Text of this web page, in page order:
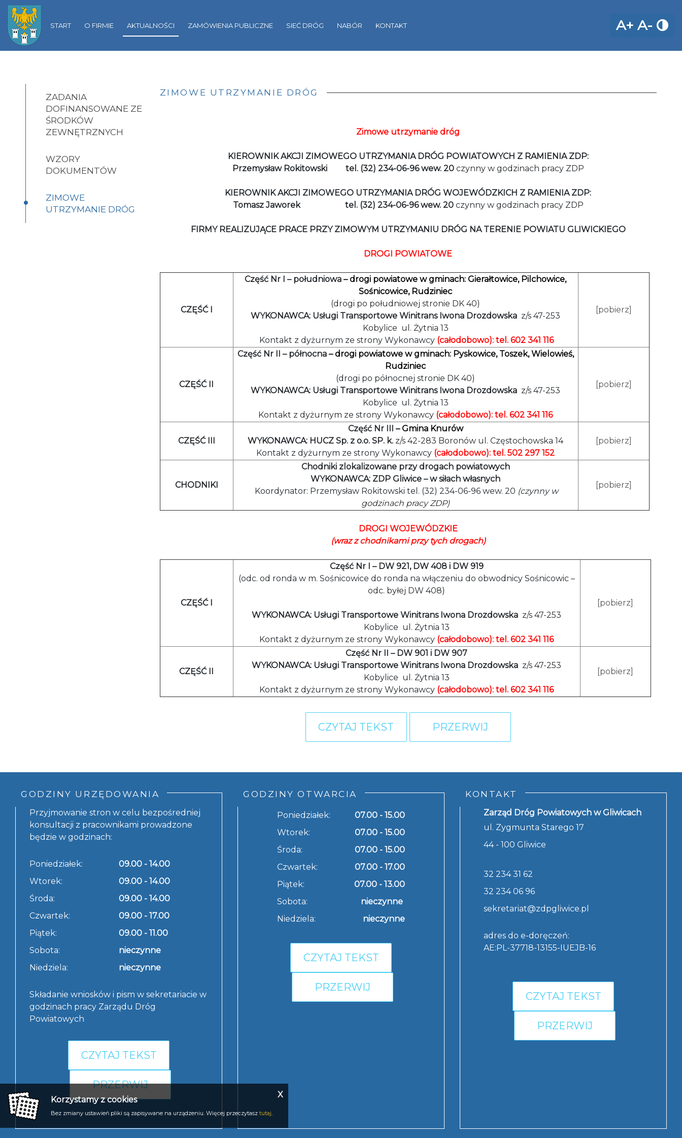
START O FIRMIE AKTUALNOŚCI ZAMÓWIENIA PUBLICZNE SIEĆ DRÓG NABÓR KONTAKT A+ A-
ZIMOWE UTRZYMANIE DRÓG
Zimowe utrzymanie dróg
KIEROWNIK AKCJI ZIMOWEGO UTRZYMANIA DRÓG POWIATOWYCH Z RAMIENIA ZDP:
Przemysław Rokitowski
tel. (32) 234-06-96 wew. 20czynny w godzinach pracy ZDP
KIEROWNIK AKCJI ZIMOWEGO UTRZYMANIA DRÓG WOJEWÓDZKICH Z RAMIENIA ZDP:
Tomasz Jaworek
tel. (32) 234-06-96 wew. 20czynny w godzinach pracy ZDP
FIRMY REALIZUJĄCE PRACE PRZY ZIMOWYM UTRZYMANIU DRÓG NA TERENIE POWIATU GLIWICKIEGO
DROGI POWIATOWE
CZĘŚĆ I
Część Nr I – południowa– drogi powiatowe w gminach: Gierałtowice, Pilchowice,
Sośnicowice, Rudziniec
(drogi po południowej stronie DK 40)
WYKONAWCA: Usługi Transportowe Winitrans Iwona Drozdowska z/s 47-253
Kobylice ul. Żytnia 13
Kontakt z dyżurnym ze strony Wykonawcy (całodobowo): tel. 602 341 116
[pobierz]
CZĘŚĆ II
Część Nr II – północna –drogi powiatowe w gminach: Pyskowice, Toszek, Wielowieś,
Rudziniec
(drogi po północnej stronie DK 40)
WYKONAWCA: Usługi Transportowe Winitrans Iwona Drozdowska z/s 47-253
Kobylice ul. Żytnia 13
Kontakt z dyżurnym ze strony Wykonawcy (całodobowo): tel. 602 341 116
[pobierz]
CZĘŚĆ III
Część Nr III – Gmina Knurów
WYKONAWCA: HUCZ Sp. z o.o. SP. k. z/s 42-283 Boronów ul. Częstochowska 14
Kontakt z dyżurnym ze strony Wykonawcy (całodobowo): tel. 502 297 152
[pobierz]
CHODNIKI
Chodniki zlokalizowane przy drogach powiatowych
WYKONAWCA: ZDP Gliwice– w siłach własnych
Koordynator: Przemysław Rokitowski tel. (32) 234-06-96 wew. 20 (czynny w
godzinach pracy ZDP)
[pobierz]
DROGI WOJEWÓDZKIE
(wraz z chodnikami przy tych drogach)
CZĘŚĆ I
Część Nr I – DW 921, DW 408 i DW 919
(odc. od ronda w m. Sośnicowice do ronda na włączeniu do obwodnicy Sośnicowic –
odc. byłej DW 408)
WYKONAWCA: Usługi Transportowe Winitrans Iwona Drozdowska z/s 47-253
Kobylice ul. Żytnia 13
Kontakt z dyżurnym ze strony Wykonawcy (całodobowo): tel. 602 341 116
[pobierz]
CZĘŚĆ II
Część Nr II – DW 901 i DW 907
WYKONAWCA: Usługi Transportowe Winitrans Iwona Drozdowska z/s 47-253
Kobylice ul. Żytnia 13
Kontakt z dyżurnym ze strony Wykonawcy (całodobowo): tel. 602 341 116
[pobierz]
CZYTAJ TEKST PRZERWIJ
ZADANIA
DOFINANSOWANE ZE
ŚRODKÓW
ZEWNĘTRZNYCH
WZORY
DOKUMENTÓW
ZIMOWE
UTRZYMANIE DRÓG
•
GODZINY URZĘDOWANIA
Przyjmowanie stron w celu bezpośredniej
konsultacji z pracownikami prowadzone
będzie w godzinach:
Poniedziałek:
09.00 - 14.00
Wtorek:
09.00 - 14.00
Środa:
09.00 - 14.00
Czwartek:
09.00 - 17.00
Piątek:
09.00 - 11.00
Sobota:
nieczynne
Niedziela:
nieczynne
Składanie wniosków i pism w sekretariacie w
godzinach pracy Zarządu Dróg
Powiatowych
CZYTAJ TEKST
PRZERWIJ
GODZINY OTWARCIA
Poniedziałek:
07.00 - 15.00
Wtorek:
07.00 - 15.00
Środa:
07.00 - 15.00
Czwartek:
07.00 - 17.00
Piątek:
07.00 - 13.00
Sobota:
nieczynne
Niedziela:
nieczynne
CZYTAJ TEKST
PRZERWIJ
KONTAKT
Zarząd Dróg Powiatowych w Gliwicach
ul. Zygmunta Starego 17
44 - 100 Gliwice
32 234 31 62
32 234 06 96
sekretariat@zdpgliwice.pl
adres do e-doręczeń:
AE:PL-37718-13155-IUEJB-16
CZYTAJ TEKST
PRZERWIJ
X
Korzystamy z cookies
Bez zmiany ustawień pliki są zapisywane na urządzeniu. Więcej przeczytasz tutaj.